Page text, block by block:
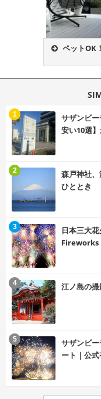
ペットOK
サザンビ
安い10選
1
森戸神社
ひととき
2
日本三大
Fireworks
3
江ノ島の
4
サザンビ
ート｜公
5